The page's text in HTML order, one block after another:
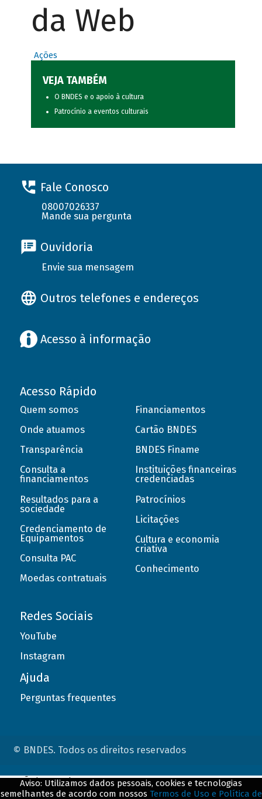
da Web
Ações
VEJA TAMBÉM
O BNDES e o apoio à cultura
Patrocínio a eventos culturais
Fale Conosco
08007026337
Mande sua pergunta
Ouvidoria
Envie sua mensagem
Outros telefones e endereços
Acesso à informação
Acesso Rápido
Quem somos
Onde atuamos
Transparência
Consulta a
financiamentos
Resultados para a
sociedade
Credenciamento de
Equipamentos
Consulta PAC
Moedas contratuais
Financiamentos
Cartão BNDES
BNDES Finame
Instituições financeiras
credenciadas
Patrocínios
Licitações
Cultura e economia
criativa
Conhecimento
Redes Sociais
YouTube
Instagram
Ajuda
Perguntas frequentes
© BNDES. Todos os direitos reservados
Aviso: Utilizamos dados pessoais, cookies e tecnologias
semelhantes de acordo com nossos Termos de Uso e Política de
ConteÃºdo complementar